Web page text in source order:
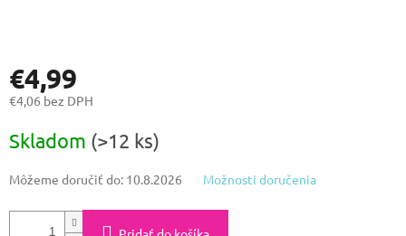
€4,99
€4,06 bez DPH
cena:
Skladom (>12 ks)
Môžeme doručiť do: 10.8.2026 Možnosti doručenia